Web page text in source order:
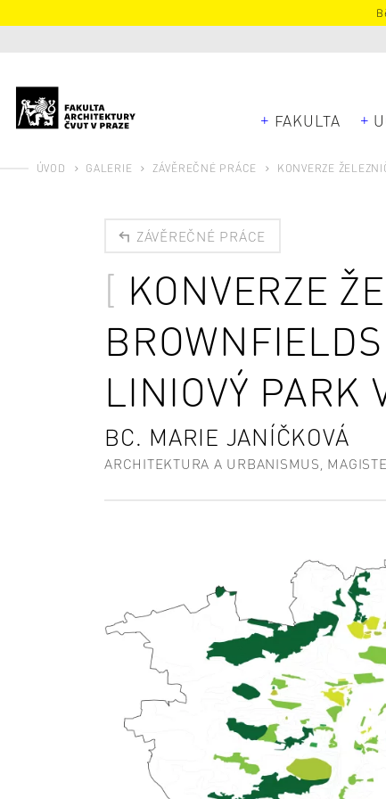
FAKULTA
ÚVOD GALERIE ZÁVĚREČNÉ PRÁCE KONVERZE
ZÁVĚREČNÉ PRÁCE
KONVERZE
LINIOVÝ PARK
BC. MARIE JANÍČKOVÁ
ARCHITEKTURA A URBANISMUS,